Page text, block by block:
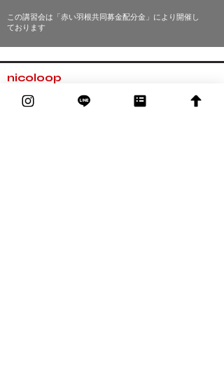
​この講習会は「赤い羽根共同募金配分金」により開催し
ております
nicoloop
About us
賛助会員および寄付の募集